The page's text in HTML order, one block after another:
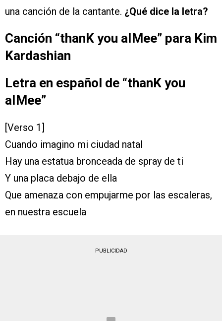
una canción de la cantante. ¿Qué dice la letra?
Canción “thanK you aIMee” para Kim
Kardashian
Letra en español de “thanK you
aIMee”
[Verso 1]
Cuando imagino mi ciudad natal
Hay una estatua bronceada de spray de ti
Y una placa debajo de ella
Que amenaza con empujarme por las escaleras,
en nuestra escuela
PUBLICIDAD